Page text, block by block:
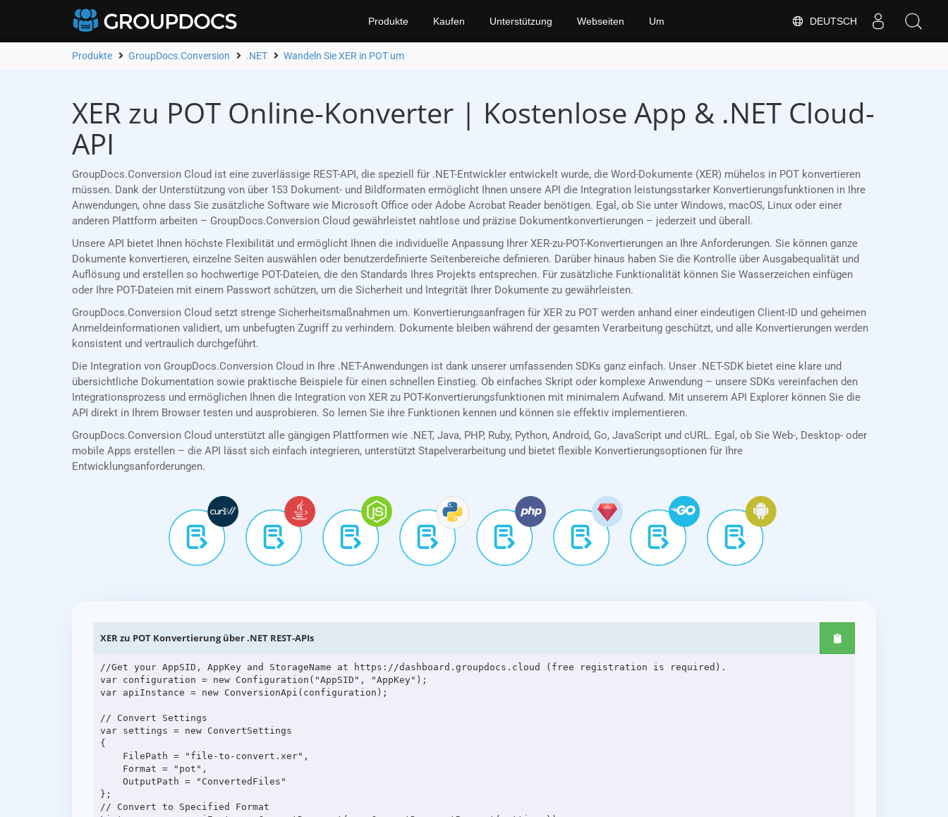
DEUTSCH
Produkte Kaufen Unterstützung Webseiten Um
Produkte GroupDocs.Conversion .NET Wandeln Sie XER in POT um
XER zu POT Online-Konverter | Kostenlose App & .NET Cloud-
API
GroupDocs.Conversion Cloud ist eine zuverlässige REST-API, die speziell für .NET-Entwickler entwickelt wurde, die Word-Dokumente (XER) mühelos in POT konvertieren
müssen. Dank der Unterstützung von über 153 Dokument- und Bildformaten ermöglicht Ihnen unsere API die Integration leistungsstarker Konvertierungsfunktionen in Ihre
Anwendungen, ohne dass Sie zusätzliche Software wie Microsoft Office oder Adobe Acrobat Reader benötigen. Egal, ob Sie unter Windows, macOS, Linux oder einer
anderen Plattform arbeiten – GroupDocs.Conversion Cloud gewährleistet nahtlose und präzise Dokumentkonvertierungen – jederzeit und überall.
Unsere API bietet Ihnen höchste Flexibilität und ermöglicht Ihnen die individuelle Anpassung Ihrer XER-zu-POT-Konvertierungen an Ihre Anforderungen. Sie können ganze
Dokumente konvertieren, einzelne Seiten auswählen oder benutzerdefinierte Seitenbereiche definieren. Darüber hinaus haben Sie die Kontrolle über Ausgabequalität und
Auflösung und erstellen so hochwertige POT-Dateien, die den Standards Ihres Projekts entsprechen. Für zusätzliche Funktionalität können Sie Wasserzeichen einfügen
oder Ihre POT-Dateien mit einem Passwort schützen, um die Sicherheit und Integrität Ihrer Dokumente zu gewährleisten.
GroupDocs.Conversion Cloud setzt strenge Sicherheitsmaßnahmen um. Konvertierungsanfragen für XER zu POT werden anhand einer eindeutigen Client-ID und geheimen
Anmeldeinformationen validiert, um unbefugten Zugriff zu verhindern. Dokumente bleiben während der gesamten Verarbeitung geschützt, und alle Konvertierungen werden
konsistent und vertraulich durchgeführt.
Die Integration von GroupDocs.Conversion Cloud in Ihre .NET-Anwendungen ist dank unserer umfassenden SDKs ganz einfach. Unser .NET-SDK bietet eine klare und
übersichtliche Dokumentation sowie praktische Beispiele für einen schnellen Einstieg. Ob einfaches Skript oder komplexe Anwendung – unsere SDKs vereinfachen den
Integrationsprozess und ermöglichen Ihnen die Integration von XER zu POT-Konvertierungsfunktionen mit minimalem Aufwand. Mit unserem API Explorer können Sie die
API direkt in Ihrem Browser testen und ausprobieren. So lernen Sie ihre Funktionen kennen und können sie effektiv implementieren.
GroupDocs.Conversion Cloud unterstützt alle gängigen Plattformen wie .NET, Java, PHP, Ruby, Python, Android, Go, JavaScript und cURL. Egal, ob Sie Web-, Desktop- oder
mobile Apps erstellen – die API lässt sich einfach integrieren, unterstützt Stapelverarbeitung und bietet flexible Konvertierungsoptionen für Ihre
Entwicklungsanforderungen.
XER zu POT Konvertierung über .NET REST-APIs
//Get your AppSID, AppKey and StorageName at https://dashboard.groupdocs.cloud (free registration is required).
var configuration = new Configuration("AppSID", "AppKey");
var apiInstance = new ConversionApi(configuration);
// Convert Settings
var settings = new ConvertSettings
{
};
// Convert to Specified Format